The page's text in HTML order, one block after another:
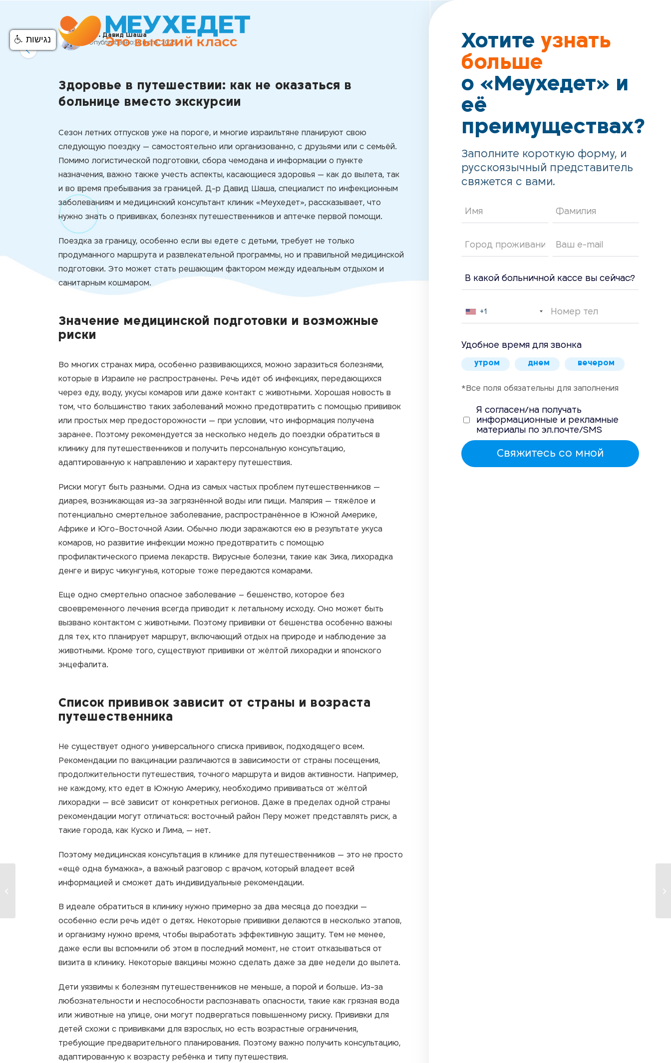
Др. Давид Шаша
Опубликовано: 6 июля, 2025
Здоровье в путешествии: как не оказаться в
больнице вместо экскурсии
Сезон летних отпусков уже на пороге, и многие израильтяне планируют свою
следующую поездку — самостоятельно или организованно, с друзьями или с семьёй.
Помимо логистической подготовки, сбора чемодана и информации о пункте
назначения, важно также учесть аспекты, касающиеся здоровья — как до вылета, так
и во время пребывания за границей. Д-р Давид Шаша, специалист по инфекционным
заболеваниям и медицинский консультант клиник «Меухедет», рассказывает, что
нужно знать о прививках, болезнях путешественников и аптечке первой помощи.
Поездка за границу, особенно если вы едете с детьми, требует не только
продуманного маршрута и развлекательной программы, но и правильной медицинской
подготовки. Это может стать решающим фактором между идеальным отдыхом и
санитарным кошмаром.
Значение медицинской подготовки и возможные
риски
Во многих странах мира, особенно развивающихся, можно заразиться болезнями,
которые в Израиле не распространены. Речь идёт об инфекциях, передающихся
через еду, воду, укусы комаров или даже контакт с животными. Хорошая новость в
том, что большинство таких заболеваний можно предотвратить с помощью прививок
или простых мер предосторожности — при условии, что информация получена
заранее. Поэтому рекомендуется за несколько недель до поездки обратиться в
клинику для путешественников и получить персональную консультацию,
адаптированную к направлению и характеру путешествия.
Риски могут быть разными. Одна из самых частых проблем путешественников —
диарея, возникающая из-за загрязнённой воды или пищи. Малярия — тяжёлое и
потенциально смертельное заболевание, распространённое в Южной Америке,
Африке и Юго-Восточной Азии. Обычно люди заражаются ею в результате укуса
комаров, но развитие инфекции можно предотвратить с помощью
профилактического приема лекарств. Вирусные болезни, такие как Зика, лихорадка
денге и вирус чикунгунья, которые тоже передаются комарами.
Еще одно смертельно опасное заболевание – бешенство, которое без
своевременного лечения всегда приводит к летальному исходу. Оно может быть
вызвано контактом с животными. Поэтому прививки от бешенства особенно важны
для тех, кто планирует маршрут, включающий отдых на природе и наблюдение за
животными. Кроме того, существуют прививки от жёлтой лихорадки и японского
энцефалита.
Список прививок зависит от страны и возраста
путешественника
Не существует одного универсального списка прививок, подходящего всем.
Рекомендации по вакцинации различаются в зависимости от страны посещения,
продолжительности путешествия, точного маршрута и видов активности. Например,
не каждому, кто едет в Южную Америку, необходимо прививаться от жёлтой
лихорадки — всё зависит от конкретных регионов. Даже в пределах одной страны
рекомендации могут отличаться: восточный район Перу может представлять риск, а
такие города, как Куско и Лима, — нет.
Поэтому медицинская консультация в клинике для путешественников — это не просто
«ещё одна бумажка», а важный разговор с врачом, который владеет всей
информацией и сможет дать индивидуальные рекомендации.
В идеале обратиться в клинику нужно примерно за два месяца до поездки —
особенно если речь идёт о детях. Некоторые прививки делаются в несколько этапов,
и организму нужно время, чтобы выработать эффективную защиту. Тем не менее,
даже если вы вспомнили об этом в последний момент, не стоит отказываться от
визита в клинику. Некоторые вакцины можно сделать даже за две недели до вылета.
Дети уязвимы к болезням путешественников не меньше, а порой и больше. Из-за
любознательности и неспособности распознавать опасности, такие как грязная вода
или животные на улице, они могут подвергаться повышенному риску. Прививки для
детей схожи с прививками для взрослых, но есть возрастные ограничения,
требующие предварительного планирования. Поэтому важно получить консультацию,
адаптированную к возрасту ребёнка и типу путешествия.
Хотитеузнать
больше
о «Меухедет» и
её
преимуществах?
Заполните короткую форму, и
русскоязычный представитель
свяжется с вами.
+1
Удобное время для звонка
утром днем вечером
*Все поля обязательны для заполнения
Я согласен/на получать
информационные и рекламные
материалы по эл.почте/SMS
Хорошая новость для
נגישות